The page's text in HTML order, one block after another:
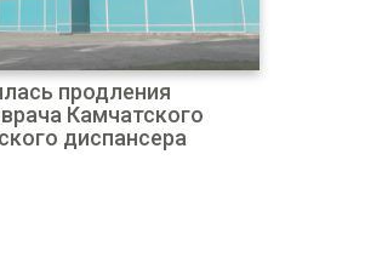
продления
Камчатского
диспансера